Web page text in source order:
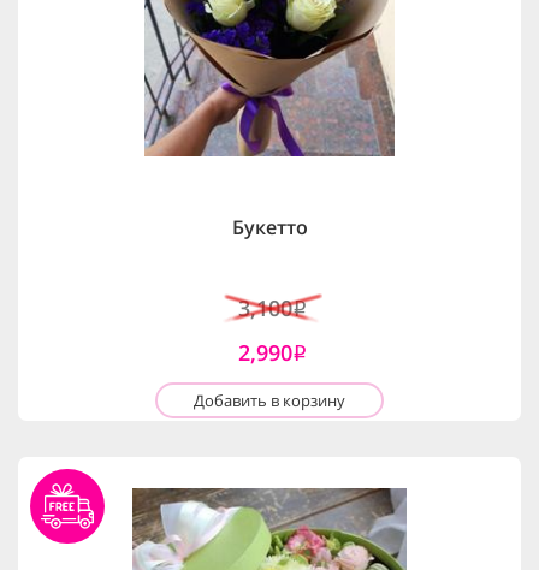
Букетто
3,100i
2,990i
Добавить в корзину